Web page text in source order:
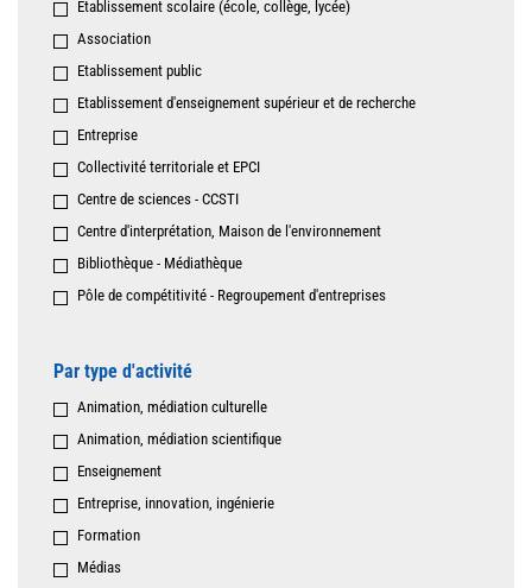
Etablissement scolaire (école, collège, lycée)
Association
Etablissement public
Etablissement d'enseignement supérieur et de recherche
Entreprise
Collectivité territoriale et EPCI
Centre de sciences - CCSTI
Centre d'interprétation, Maison de l'environnement
Bibliothèque - Médiathèque
Pôle de compétitivité - Regroupement d'entreprises
Par type d'activité
Animation, médiation culturelle
Animation, médiation scientifique
Enseignement
Entreprise, innovation, ingénierie
Formation
Médias